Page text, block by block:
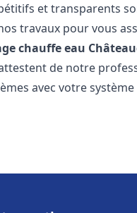
et transparents
travaux pour vous
chauffe eau
de notre
avec votre